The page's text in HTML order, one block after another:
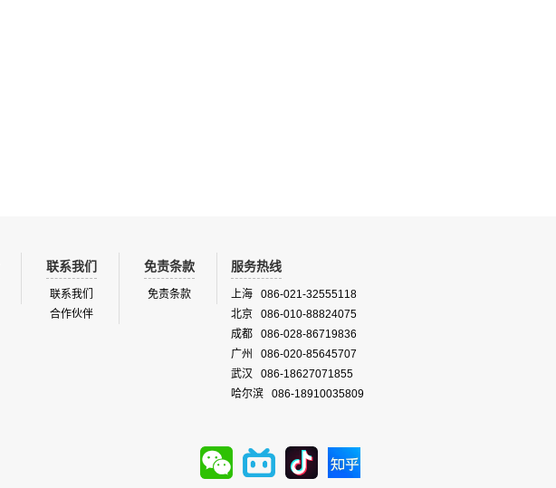
联系我们
联系我们
合作伙伴
免责条款
免责条款
服务热线
上海 086-021-32555118
北京 086-010-88824075
成都 086-028-86719836
广州 086-020-85645707
武汉 086-18627071855
哈尔滨 086-18910035809